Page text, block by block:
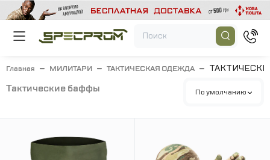
Главная МИЛИТАРИ ТАКТИЧЕСКАЯ ОДЕЖДА
тактические баффы По умолчанию